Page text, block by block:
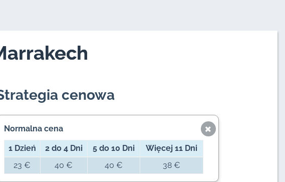
cenowa
Normalna cena
1 Dzień 2 do 4 Dni 5 do 10 Dni
Więcej 11 Dni
23 €
40 € 40 € 38 €